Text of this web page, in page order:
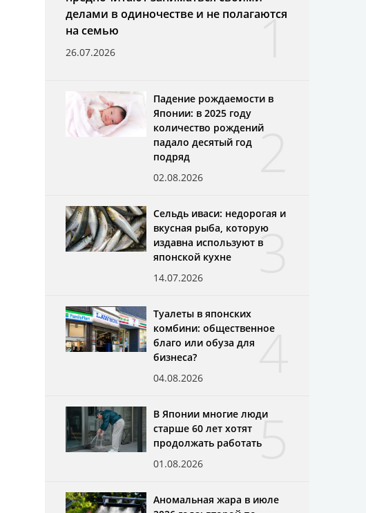
1
делами в одиночестве и не полагаются
на семью
26.07.2026
2
Падение рождаемости в
Японии: в 2025 году
количество рождений
падало десятый год
подряд
02.08.2026
3
Сельдь иваси: недорогая и
вкусная рыба, которую
издавна используют в
японской кухне
14.07.2026
4
Туалеты в японских
комбини: общественное
благо или обуза для
бизнеса?
04.08.2026
5
В Японии многие люди
старше 60 лет хотят
продолжать работать
01.08.2026
Аномальная жара в июле